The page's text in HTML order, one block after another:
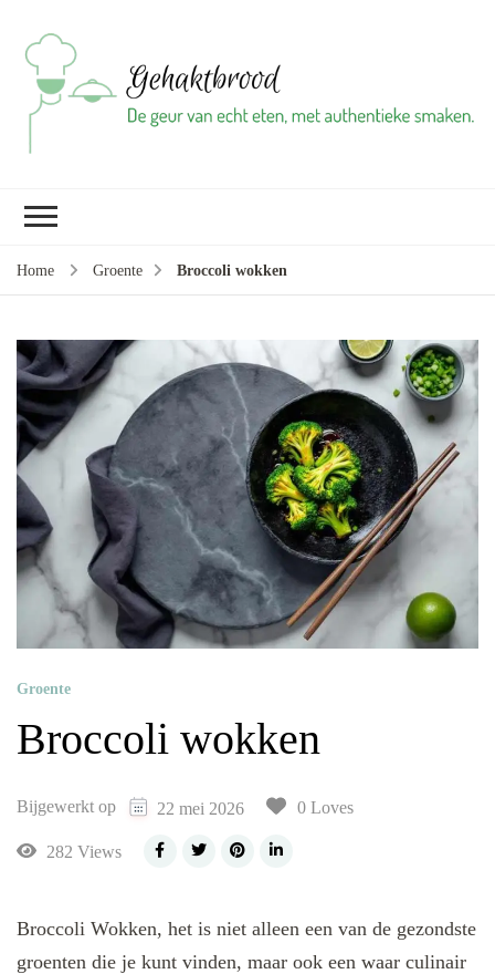
Home Groente Broccoli wokken
Groente
Broccoli wokken
Bijgewerkt op 22 mei 2026 0 Loves
282 Views
Broccoli Wokken, het is niet alleen een van de gezondste
groenten die je kunt vinden, maar ook een waar culinair